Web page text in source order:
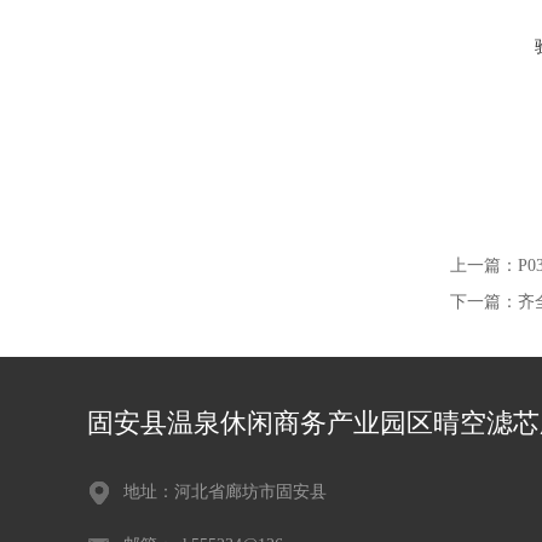
上一篇：
下一篇： 齐
固安县温泉休闲商务产业园区晴空滤
地址：河北省廊坊市固安县